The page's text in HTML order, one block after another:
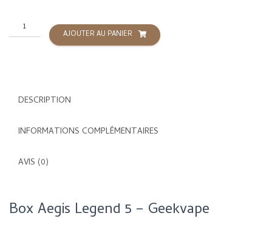
quantité
de
AJOUTER AU PANIER
DESCRIPTION
INFORMATIONS COMPLÉMENTAIRES
AVIS (0)
Box Aegis Legend 5 – Geekvape